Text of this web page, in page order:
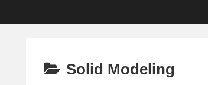
Solid Modeling